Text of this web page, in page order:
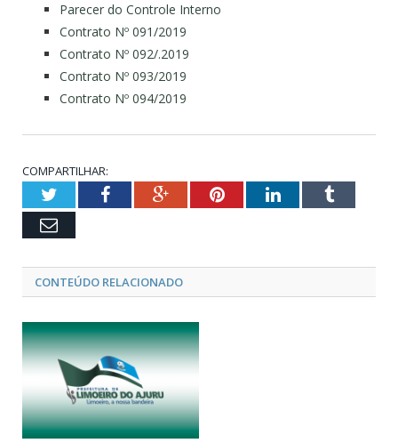
Parecer do Controle Interno
Contrato Nº 091/2019
Contrato Nº 092/.2019
Contrato Nº 093/2019
Contrato Nº 094/2019
COMPARTILHAR:
TwitterFacebookGoogle+PinterestLinkedInTumblr
Email
CONTEÚDO RELACIONADO